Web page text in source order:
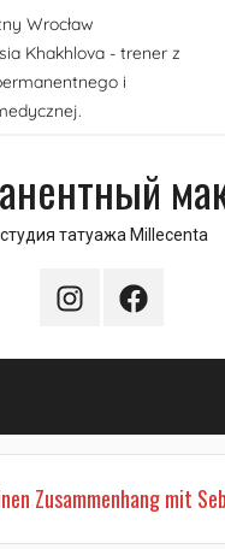
Wrocław
Khakhlova - trener z
i
студия татуажа Millecenta
InstagramFacebook
Zusammenhang mit